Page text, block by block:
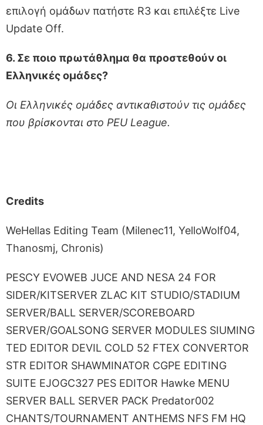
επιλογή ομάδων πατήστε R3 και επιλέξτε Live
Update Off.
6. Σε ποιο πρωτάθλημα θα προστεθούν οι
Ελληνικές ομάδες?
Οι Ελληνικές ομάδες αντικαθιστούν τις ομάδες
που βρίσκονται στο PEU League.
Credits
WeHellas Editing Team (Milenec11, YelloWolf04,
Thanosmj, Chronis)
PESCY EVOWEB JUCE AND NESA 24 FOR
SIDER/KITSERVER ZLAC KIT STUDIO/STADIUM
SERVER/BALL SERVER/SCOREBOARD
SERVER/GOALSONG SERVER MODULES SIUMING
TED EDITOR DEVIL COLD 52 FTEX CONVERTOR
STR EDITOR SHAWMINATOR CGPE EDITING
SUITE EJOGC327 PES EDITOR Hawke MENU
SERVER BALL SERVER PACK Predator002
CHANTS/TOURNAMENT ANTHEMS NFS FM HQ